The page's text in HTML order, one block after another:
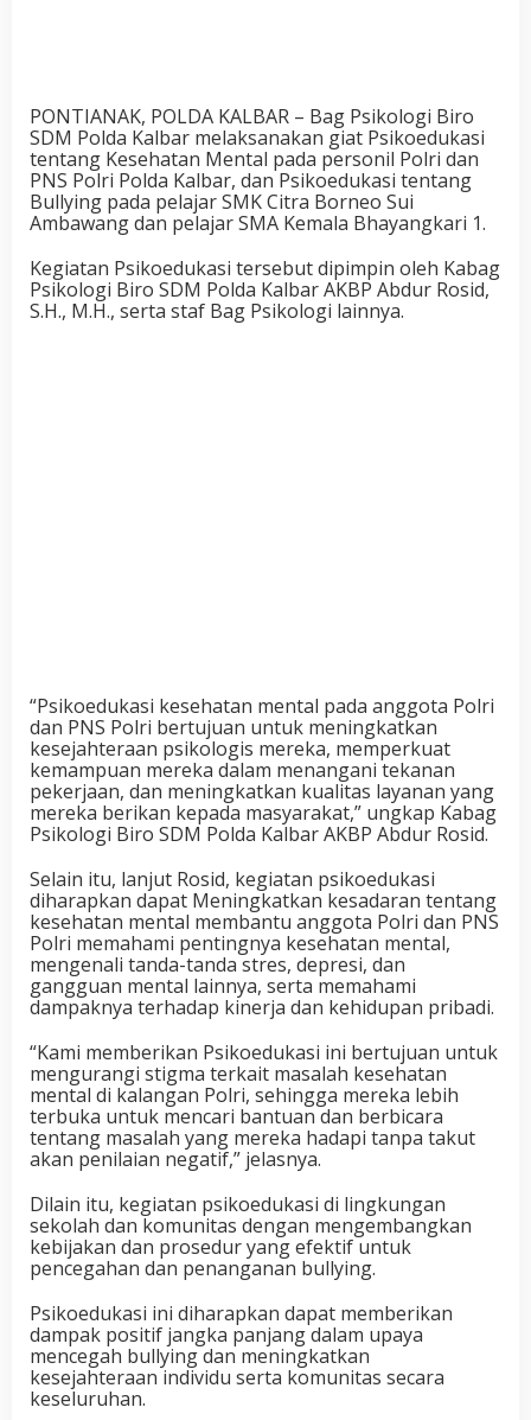
PONTIANAK, POLDA KALBAR – Bag Psikologi Biro
SDM Polda Kalbar melaksanakan giat Psikoedukasi
tentang Kesehatan Mental pada personil Polri dan
PNS Polri Polda Kalbar, dan Psikoedukasi tentang
Bullying pada pelajar SMK Citra Borneo Sui
Ambawang dan pelajar SMA Kemala Bhayangkari 1.
Kegiatan Psikoedukasi tersebut dipimpin oleh Kabag
Psikologi Biro SDM Polda Kalbar AKBP Abdur Rosid,
S.H., M.H., serta staf Bag Psikologi lainnya.
“Psikoedukasi kesehatan mental pada anggota Polri
dan PNS Polri bertujuan untuk meningkatkan
kesejahteraan psikologis mereka, memperkuat
kemampuan mereka dalam menangani tekanan
pekerjaan, dan meningkatkan kualitas layanan yang
mereka berikan kepada masyarakat,” ungkap Kabag
Psikologi Biro SDM Polda Kalbar AKBP Abdur Rosid.
Selain itu, lanjut Rosid, kegiatan psikoedukasi
diharapkan dapat Meningkatkan kesadaran tentang
kesehatan mental membantu anggota Polri dan PNS
Polri memahami pentingnya kesehatan mental,
mengenali tanda-tanda stres, depresi, dan
gangguan mental lainnya, serta memahami
dampaknya terhadap kinerja dan kehidupan pribadi.
“Kami memberikan Psikoedukasi ini bertujuan untuk
mengurangi stigma terkait masalah kesehatan
mental di kalangan Polri, sehingga mereka lebih
terbuka untuk mencari bantuan dan berbicara
tentang masalah yang mereka hadapi tanpa takut
akan penilaian negatif,” jelasnya.
Dilain itu, kegiatan psikoedukasi di lingkungan
sekolah dan komunitas dengan mengembangkan
kebijakan dan prosedur yang efektif untuk
pencegahan dan penanganan bullying.
Psikoedukasi ini diharapkan dapat memberikan
dampak positif jangka panjang dalam upaya
mencegah bullying dan meningkatkan
kesejahteraan individu serta komunitas secara
keseluruhan.